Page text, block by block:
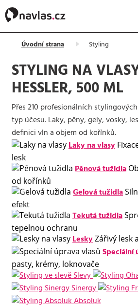
Úvodní strana Styling
STYLING NA
HESSLER, 500 ML
Přes 210 profesionálních
typ účesu. Laky, pěny, gely, vosky,
definici vln a objem od kořínků.
Laky na vlasy
lesk
Pěnová tužidla
od kořínků
Gelová tužidla
efekt
Tekutá tužidla
tepelnou ochranu
LeskyZářivý lesk
Speciální
pasty, krémy, loknovače
Slevy
Sinergy
Absoluk